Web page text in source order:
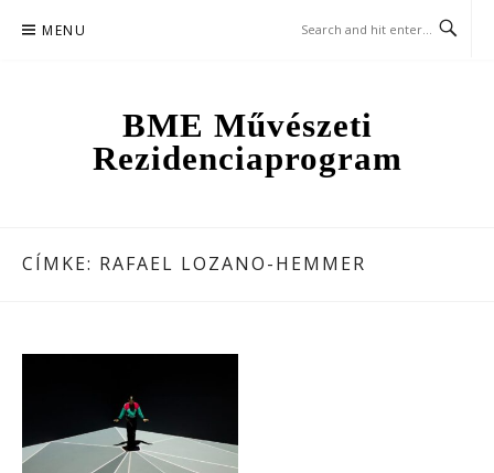
MENU
BME Művészeti
Rezidenciaprogram
CÍMKE: RAFAEL LOZANO-HEMMER